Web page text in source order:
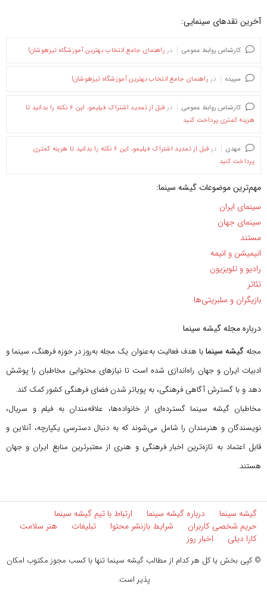
آخرین نقدهای سینمایی:
کارشناس روابط عمومی در راهنمای جامع انتخاب بهترین آموزشگاه تیزهوشان!
سپیده در راهنمای جامع انتخاب بهترین آموزشگاه تیزهوشان!
کارشناس روابط عمومی در
قبل از تمدید اشتراک فیلیمو، این ۶ نکته را بدانید تا
هزینه کمتری پرداخت کنید
مهدی در
قبل از تمدید اشتراک فیلیمو، این ۶ نکته را بدانید تا هزینه کمتری
پرداخت کنید
مهم‌ترین موضوعات گیشه سینما:
سینمای ایران
سینمای جهان
مستند
انیمیشن و انیمه
رادیو و تلویزیون
تئاتر
بازیگران و سلبریتی‌ها
درباره مجله گیشه سینما
مجلهگیشه سینمابا هدف فعالیت به‌عنوان یک مجله به‌روز در حوزه فرهنگ، سینما و
ادبیات ایران و جهان راه‌اندازی شده است تا نیازهای محتوایی مخاطبان را پوشش
دهد و با گسترش آگاهی فرهنگی، به پویاتر شدن فضای فرهنگی کشور کمک کند.
مخاطبان گیشه سینما گسترده‌ای از خانواده‌ها، علاقه‌مندان به فیلم و سریال،
نویسندگان و هنرمندان را شامل می‌شوند که به دنبال دسترسی یکپارچه، آنلاین و
قابل اعتماد به تازه‌ترین اخبار فرهنگی و هنری از معتبرترین منابع ایران و جهان
هستند.
گیشه سینما درباره گیشه سینما
ارتباط با تیم گیشه سینما
حریم شخصی کاربران
شرایط بازنشر محتوا تبلیغات
هنر سلامت
کارا دیلی
اخبار روز
© کپی بخش یا کل هر کدام از مطالب گیشه سینما تنها با کسب مجوز مکتوب امکان
پذیر است.